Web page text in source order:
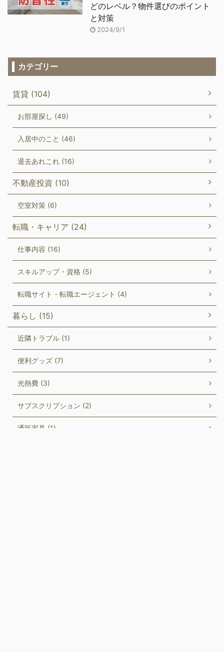
どのレベル？物件選びのポイント
と対策
2024/9/1
カテゴリー
賃貸 (104)
お部屋探し (49)
入居中のこと (46)
退去あれこれ (16)
不動産投資 (10)
空室対策 (6)
転職・キャリア (24)
仕事内容 (16)
スキルアップ・資格 (5)
転職サイト・転職エージェント (4)
暮らし (15)
近隣トラブル (1)
便利グッズ (7)
光熱費 (3)
サブスクリプション (2)
通販家具 (1)